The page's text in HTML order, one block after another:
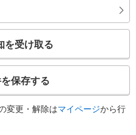
を受け取る
保存する
変更・解除はマイページから行